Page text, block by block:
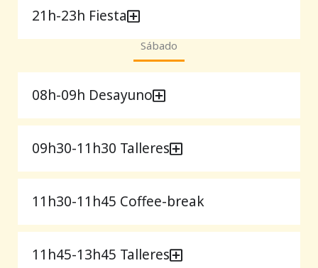
21h-23h Fiesta
Sábado
08h-09h Desayuno
09h30-11h30 Talleres
11h30-11h45 Coffee-break
11h45-13h45 Talleres